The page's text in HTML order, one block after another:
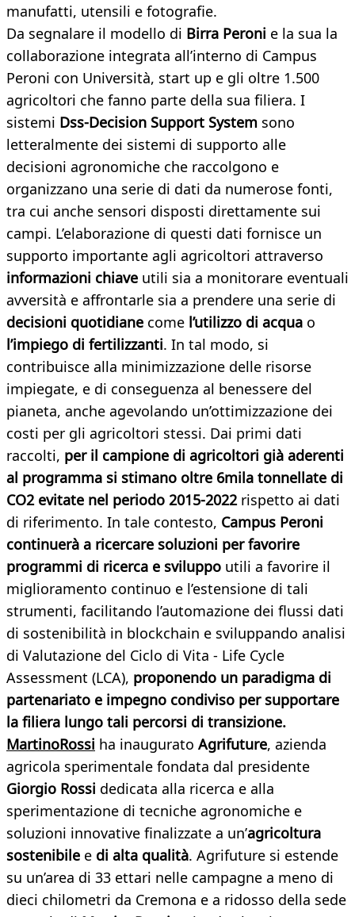
manufatti, utensili e fotografie.
Da segnalare il modello di Birra Peroni e la sua la
collaborazione integrata all’interno di Campus
Peroni con Università, start up e gli oltre 1.500
agricoltori che fanno parte della sua filiera. I
sistemi Dss-Decision Support System sono
letteralmente dei sistemi di supporto alle
decisioni agronomiche che raccolgono e
organizzano una serie di dati da numerose fonti,
tra cui anche sensori disposti direttamente sui
campi. L’elaborazione di questi dati fornisce un
supporto importante agli agricoltori attraverso
informazioni chiave utili sia a monitorare eventuali
avversità e affrontarle sia a prendere una serie di
decisioni quotidiane come l’utilizzo di acqua o
l’impiego di fertilizzanti. In tal modo, si
contribuisce alla minimizzazione delle risorse
impiegate, e di conseguenza al benessere del
pianeta, anche agevolando un’ottimizzazione dei
costi per gli agricoltori stessi. Dai primi dati
raccolti, per il campione di agricoltori già aderenti
al programma si stimano oltre 6mila tonnellate di
CO2 evitate nel periodo 2015-2022rispetto ai dati
di riferimento. In tale contesto, Campus Peroni
continuerà a ricercare soluzioni per favorire
programmi di ricerca e sviluppo utili a favorire il
miglioramento continuo e l’estensione di tali
strumenti, facilitando l’automazione dei flussi dati
di sostenibilità in blockchain e sviluppando analisi
di Valutazione del Ciclo di Vita - Life Cycle
Assessment (LCA), proponendo un paradigma di
partenariato e impegno condiviso per supportare
la filiera lungo tali percorsi di transizione.
MartinoRossi ha inaugurato Agrifuture, azienda
agricola sperimentale fondata dal presidente
Giorgio Rossi dedicata alla ricerca e alla
sperimentazione di tecniche agronomiche e
soluzioni innovative finalizzate a un’agricoltura
sostenibile e di alta qualità. Agrifuture si estende
su un’area di 33 ettari nelle campagne a meno di
dieci chilometri da Cremona e a ridosso della sede